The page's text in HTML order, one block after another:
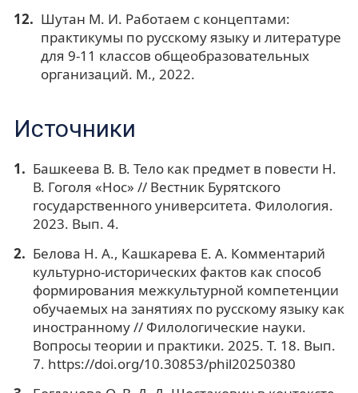
Шутан М. И. Работаем с концептами:
практикумы по русскому языку и литературе
для 9-11 классов общеобразовательных
организаций. М., 2022.
Источники
Башкеева В. В. Тело как предмет в повести Н.
В. Гоголя «Нос» // Вестник Бурятского
государственного университета. Филология.
2023. Вып. 4.
Белова Н. А., Кашкарева Е. А. Комментарий
культурно-исторических фактов как способ
формирования межкультурной компетенции
обучаемых на занятиях по русскому языку как
иностранному // Филологические науки.
Вопросы теории и практики. 2025. Т. 18. Вып.
7. https://doi.org/10.30853/phil20250380